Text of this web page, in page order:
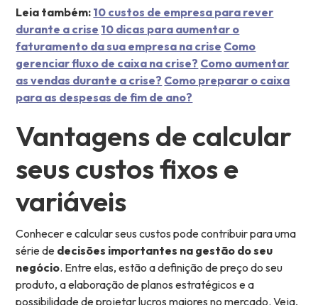
Leia também: 10 custos de empresa para rever
durante a crise 10 dicas para aumentar o
faturamento da sua empresa na crise Como
gerenciar fluxo de caixa na crise? Como aumentar
as vendas durante a crise? Como preparar o caixa
para as despesas de fim de ano?
Vantagens de calcular
seus custos fixos e
variáveis
Conhecer e calcular seus custos pode contribuir para uma
série de decisões importantes na gestão do seu
negócio. Entre elas, estão a definição de preço do seu
produto, a elaboração de planos estratégicos e a
possibilidade de projetar lucros maiores no mercado. Veja,